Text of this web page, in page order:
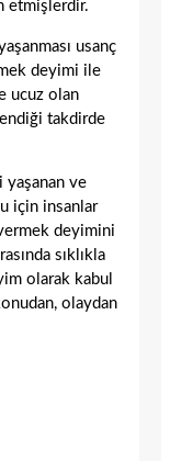
etmişlerdir.
usanç
deyimi ile
ucuz olan
takdirde
yaşanan ve
için insanlar
deyimini
sıklıkla
olarak kabul
olaydan